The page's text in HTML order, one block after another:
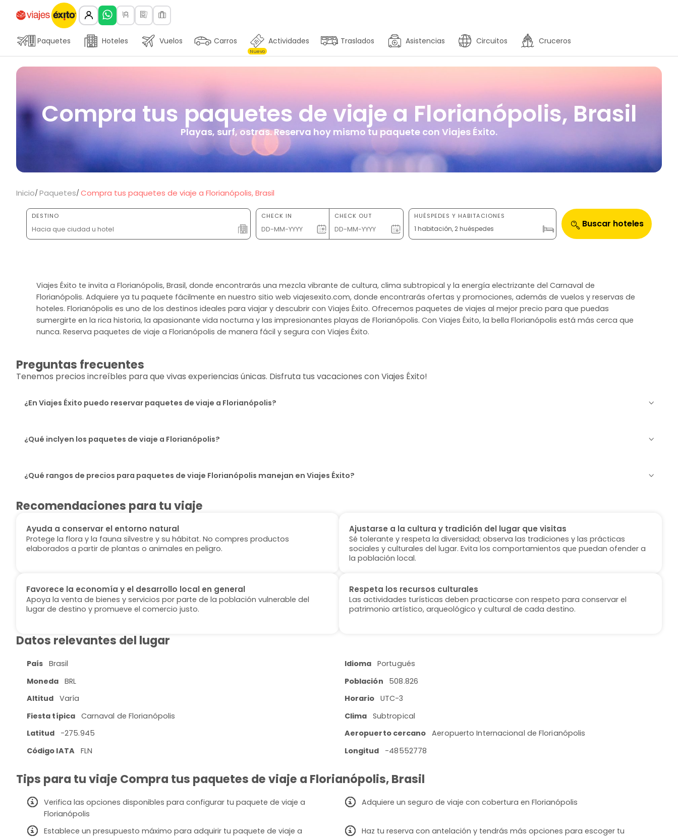
Paquetes Hoteles Vuelos Carros Actividades
Nuevo
Traslados Asistencias Circuitos Cruceros
Compra tus paquetes de viaje a Florianópolis, Brasil
Playas, surf, ostras. Reserva hoy mismo tu paquete con Viajes Éxito.
Inicio Paquetes Compra tus paquetes de viaje a Florianópolis, Brasil
DESTINO CHECK IN CHECK OUT HUÉSPEDES Y HABITACIONES
1 habitación, 2 huéspedes Buscar hoteles
Viajes Éxito te invita a Florianópolis, Brasil, donde encontrarás una mezcla vibrante de cultura, clima subtropical y la energía electrizante del Carnaval de
Florianópolis. Adquiere ya tu paquete fácilmente en nuestro sitio web viajesexito.com, donde encontrarás ofertas y promociones, además de vuelos y reservas de
hoteles. Florianópolis es uno de los destinos ideales para viajar y descubrir con Viajes Éxito. Ofrecemos paquetes de viajes al mejor precio para que puedas
sumergirte en la rica historia, la apasionante vida nocturna y las impresionantes playas de Florianópolis. Con Viajes Éxito, la bella Florianópolis está más cerca que
nunca. Reserva paquetes de viaje a Florianópolis de manera fácil y segura con Viajes Éxito.
Preguntas frecuentes
Tenemos precios increíbles para que vivas experiencias únicas. Disfruta tus vacaciones con Viajes Éxito!
¿En Viajes Éxito puedo reservar paquetes de viaje a Florianópolis?
¿Qué inclyen los paquetes de viaje a Florianópolis?
¿Qué rangos de precios para paquetes de viaje Florianópolis manejan en Viajes Éxito?
Recomendaciones para tu viaje
Ayuda a conservar el entorno natural
Protege la flora y la fauna silvestre y su hábitat. No compres productos
elaborados a partir de plantas o animales en peligro.
Ajustarse a la cultura y tradición del lugar que visitas
Sé tolerante y respeta la diversidad; observa las tradiciones y las prácticas
sociales y culturales del lugar. Evita los comportamientos que puedan ofender a
la población local.
Favorece la economía y el desarrollo local en general
Apoya la venta de bienes y servicios por parte de la población vulnerable del
lugar de destino y promueve el comercio justo.
Respeta los recursos culturales
Las actividades turísticas deben practicarse con respeto para conservar el
patrimonio artístico, arqueológico y cultural de cada destino.
Datos relevantes del lugar
País Brasil Idioma Portugués
Moneda BRL Población
508.826
Altitud
Varía Horario
UTC-3
Fiesta típica Carnaval de Florianópolis Clima Subtropical
Latitud
-275.945 Aeropuerto cercano
Aeropuerto Internacional de Florianópolis
Código IATA
FLN Longitud -48552778
Tips para tu viaje Compra tus paquetes de viaje a Florianópolis, Brasil
Verifica las opciones disponibles para configurar tu paquete de viaje a
Florianópolis
Adquiere un seguro de viaje con cobertura en Florianópolis
Establece un presupuesto máximo para adquirir tu paquete de viaje a
Haz tu reserva con antelación y tendrás más opciones para escoger tu